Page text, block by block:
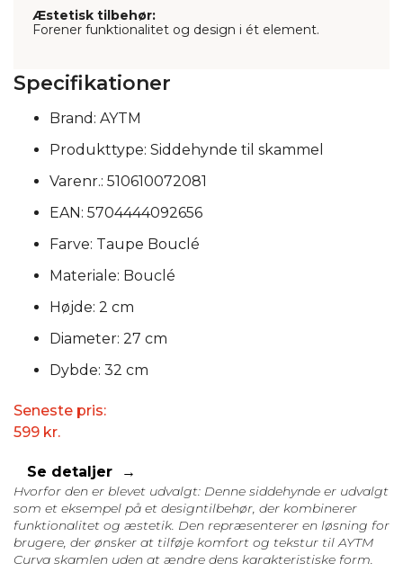
Hvorfor den er blevet udvalgt: Denne siddehynde er udvalgt
som et eksempel på et designtilbehør, der kombinerer
funktionalitet og æstetik. Den repræsenterer en løsning for
brugere, der ønsker at tilføje komfort og tekstur til AYTM
Curva skamlen uden at ændre dens karakteristiske form.
Æstetisk tilbehør:
Forener funktionalitet og design i ét element.
Specifikationer
Brand: AYTM
Produkttype: Siddehynde til skammel
Varenr.: 510610072081
EAN: 5704444092656
Farve: Taupe Bouclé
Materiale: Bouclé
Højde: 2 cm
Diameter: 27 cm
Dybde: 32 cm
Seneste pris:
599 kr.
Se detaljer